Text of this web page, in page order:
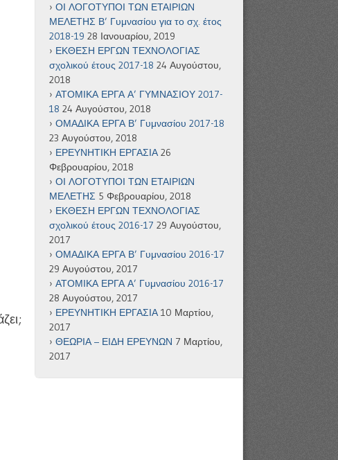
ΟΙ ΛΟΓΟΤΥΠΟΙ ΤΩΝ ΕΤΑΙΡΙΩΝ
ΜΕΛΕΤΗΣ Β’ Γυμνασίου για το σχ. έτος
2018-19 28 Ιανουαρίου, 2019
ΕΚΘΕΣΗ ΕΡΓΩΝ ΤΕΧΝΟΛΟΓΙΑΣ
σχολικού έτους 2017-18 24 Αυγούστου,
2018
ΑΤΟΜΙΚΑ ΕΡΓΑ Α’ ΓΥΜΝΑΣΙΟΥ 2017-
18 24 Αυγούστου, 2018
ΟΜΑΔΙΚΑ ΕΡΓΑ Β’ Γυμνασίου 2017-18
23 Αυγούστου, 2018
ΕΡΕΥΝΗΤΙΚΗ ΕΡΓΑΣΙΑ 26
Φεβρουαρίου, 2018
ΟΙ ΛΟΓΟΤΥΠΟΙ ΤΩΝ ΕΤΑΙΡΙΩΝ
ΜΕΛΕΤΗΣ 5 Φεβρουαρίου, 2018
ΕΚΘΕΣΗ ΕΡΓΩΝ ΤΕΧΝΟΛΟΓΙΑΣ
σχολικού έτους 2016-17 29 Αυγούστου,
2017
ΟΜΑΔΙΚΑ ΕΡΓΑ Β’ Γυμνασίου 2016-17
29 Αυγούστου, 2017
ΑΤΟΜΙΚΑ ΕΡΓΑ Α’ Γυμνασίου 2016-17
28 Αυγούστου, 2017
ΕΡΕΥΝΗΤΙΚΗ ΕΡΓΑΣΙΑ 10 Μαρτίου,
2017
ΘΕΩΡΙΑ – ΕΙΔΗ ΕΡΕΥΝΩΝ 7 Μαρτίου,
2017